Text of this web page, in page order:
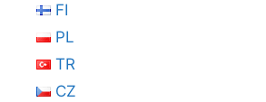
FI
PL
TR
CZ